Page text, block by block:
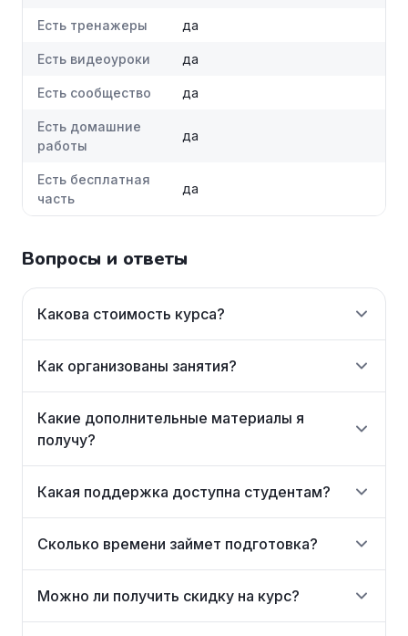
Есть тренажеры да
Есть видеоуроки да
Есть сообщество да
Есть домашние
работы
да
Есть бесплатная
часть
да
Вопросы и ответы
Какова стоимость курса?
Как организованы занятия?
Какие дополнительные материалы я
получу?
Какая поддержка доступна студентам?
Сколько времени займет подготовка?
Можно ли получить скидку на курс?